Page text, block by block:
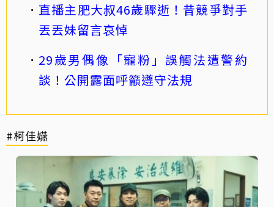
直播主肥大叔46歲驟逝！昔競爭對手
丟丟妹留言哀悼
29歲男偶像「寵粉」誤觸法遭警約
談！公開露面呼籲遵守法規
#柯佳嬿